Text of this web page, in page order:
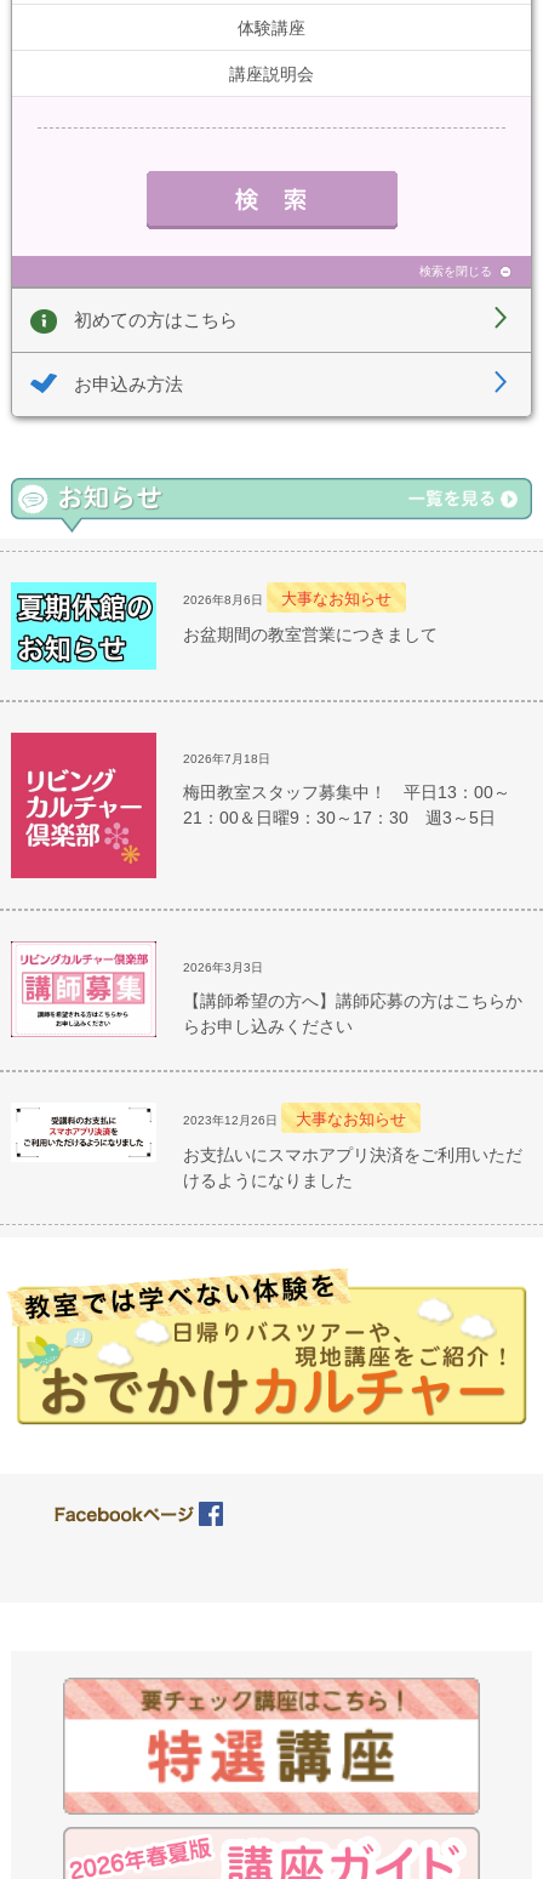
体験講座
講座説明会
検索を閉じる
初めての方はこちら
お申込み方法
2026年8月6日 大事なお知らせ
お盆期間の教室営業につきまして
2026年7月18日
梅田教室スタッフ募集中！ 平日13：00～
21：00＆日曜9：30～17：30 週3～5日
2026年3月3日
【講師希望の方へ】講師応募の方はこちらか
らお申し込みください
2023年12月26日 大事なお知らせ
お支払いにスマホアプリ決済をご利用いただ
けるようになりました